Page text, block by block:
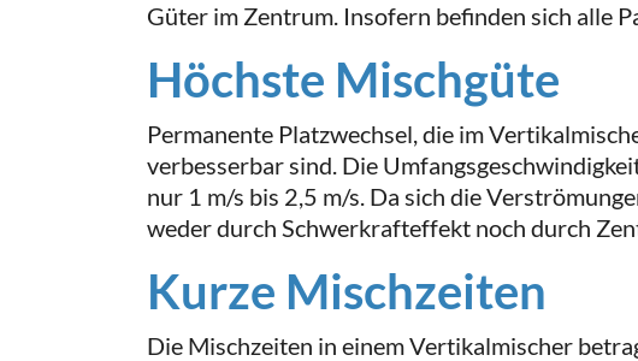
Güter im Zentrum. Insofern befinden sich alle
Höchste Mischgüte
Permanente Platzwechsel, die im
verbesserbar sind. Die
nur 1 m/s bis 2,5 m/s. Da sich die
weder durch Schwerkrafteffekt noch durch
Kurze Mischzeiten
Die Mischzeiten in einem Vertikalmischer